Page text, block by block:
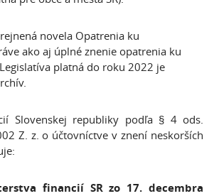
novela Opatrenia ku
ako aj úplné znenie opatrenia ku
platná do roku 2022 je
Slovenskej republiky podľa § 4 ods.
Z. z. o účtovníctve v znení neskorších
financií SR zo 17. decembra